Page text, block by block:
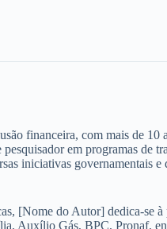
financeira, com mais de 10
em programas de
iniciativas governamentais e
[Nome do Autor] dedica-se à
Auxílio Gás, BPC, Pronaf,